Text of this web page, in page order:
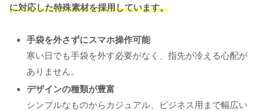
に対応した特殊素材を採用しています。
手袋を外さずにスマホ操作可能
寒い日でも手袋を外す必要がなく、指先が冷える心配が
ありません。
デザインの種類が豊富
シンプルなものからカジュアル、ビジネス用まで幅広い